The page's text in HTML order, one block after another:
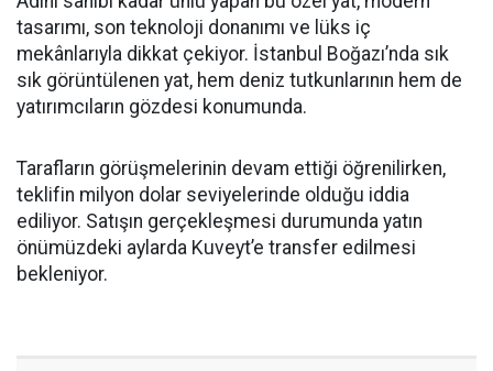
tasarımı, son teknoloji donanımı ve lüks iç
mekânlarıyla dikkat çekiyor. İstanbul Boğazı’nda sık
sık görüntülenen yat, hem deniz tutkunlarının hem de
yatırımcıların gözdesi konumunda.
Tarafların görüşmelerinin devam ettiği öğrenilirken,
teklifin milyon dolar seviyelerinde olduğu iddia
ediliyor. Satışın gerçekleşmesi durumunda yatın
önümüzdeki aylarda Kuveyt’e transfer edilmesi
bekleniyor.